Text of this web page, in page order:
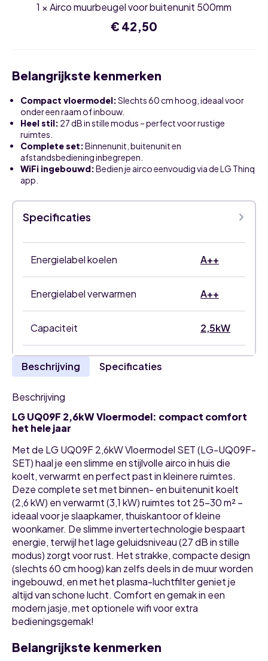
1 ×Airco muurbeugel voor buitenunit 500mm
€ 42,50
Belangrijkste kenmerken
Compact vloermodel:Slechts 60 cm hoog, ideaal voor
onder een raam of inbouw.
Heel stil: 27 dB in stille modus – perfect voor rustige
ruimtes.
Complete set:Binnenunit, buitenunit en
afstandsbediening inbegrepen.
WiFi ingebouwd:Bedien je airco eenvoudig via de LG Thinq
app.
Specificaties
Energielabel koelen A++
Energielabel verwarmen A++
Capaciteit 2,5kW
Beschrijving Specificaties
Beschrijving
LG UQ09F 2,6kW Vloermodel: compact comfort
het hele jaar
Met de LG UQ09F 2,6kW Vloermodel SET (LG-UQ09F-
SET) haal je een slimme en stijlvolle airco in huis die
koelt, verwarmt en perfect past in kleinere ruimtes.
Deze complete set met binnen- en buitenunit koelt
(2,6 kW) en verwarmt (3,1 kW) ruimtes tot 25-30 m² –
ideaal voor je slaapkamer, thuiskantoor of kleine
woonkamer. De slimme invertertechnologie bespaart
energie, terwijl het lage geluidsniveau (27 dB in stille
modus) zorgt voor rust. Het strakke, compacte design
(slechts 60 cm hoog) kan zelfs deels in de muur worden
ingebouwd, en met het plasma-luchtfilter geniet je
altijd van schone lucht. Comfort en gemak in een
modern jasje, met optionele wifi voor extra
bedieningsgemak!
Belangrijkste kenmerken